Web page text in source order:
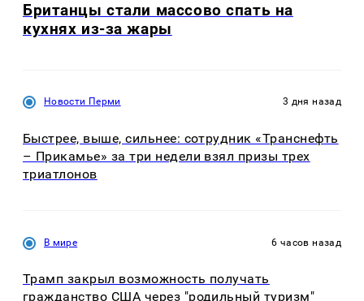
Британцы стали массово спать на
кухнях из-за жары
Новости Перми 3 дня назад
Быстрее, выше, сильнее: сотрудник «Транснефть
– Прикамье» за три недели взял призы трех
триатлонов
В мире 6 часов назад
Трамп закрыл возможность получать
гражданство США через "родильный туризм"